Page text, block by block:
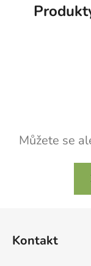
Můžete se
Kontakt